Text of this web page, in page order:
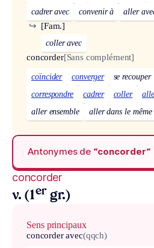
cadrer avec
convenir à aller
[Fam.]
↪
coller avec
concorder[Sans complément]
coïncider converger se recouper
correspondre
cadrer coller
aller ensemble
aller dans le même
Antonymes de “concorder“
concorder
v. (1er gr.)
Sens principaux
concorder avec(qqch)